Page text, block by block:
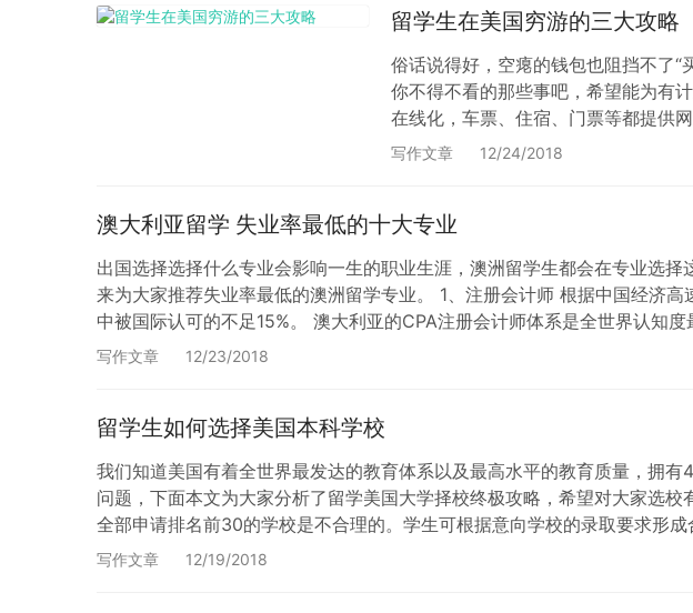
留学生在美国穷游的三大攻略
俗话说得好，空瘪的钱包也阻挡不了“
你不得不看的那些事吧，希望能为有
在线化，车票、住宿、门票等都提供
Megabus.com 网址：http://
写作文章 12/24/2018
澳大利亚留学 失业率最低的十大专业
出国选择选择什么专业会影响一生的职业生涯，澳洲留学生都会在专业选
来为大家推荐失业率最低的澳洲留学专业。 1、注册会计师 根据中国经济
中被国际认可的不足15%。 澳大利亚的CPA注册会计师体系是全世界认知
我们留学的学生应该有足够的信心完成CPA的学…
写作文章 12/23/2018
留学生如何选择美国本科学校
我们知道美国有着全世界最发达的教育体系以及最高水平的教育质量，拥
问题，下面本文为大家分析了留学美国大学择校终极攻略，希望对大家选
全部申请排名前30的学校是不合理的。学生可根据意向学校的录取要求形
可冲刺的名校，也有保底的学校。 学生在选择学…
写作文章 12/19/2018